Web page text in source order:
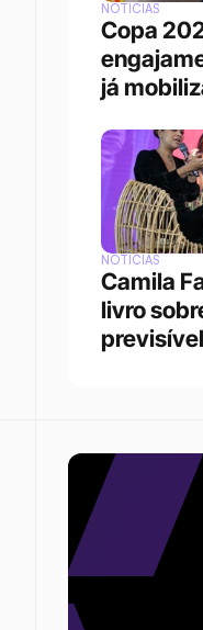
NOTÍCIAS
Copa
já
NOTÍCIAS
Camila
livro